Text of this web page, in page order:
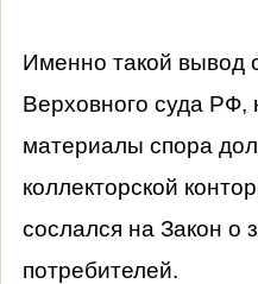
Именно такой вывод
Верховного суда РФ,
материалы спора
коллекторской
сослался на Закон о
потребителей.